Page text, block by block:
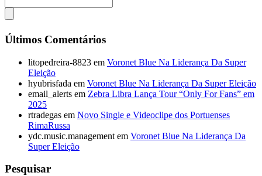
Últimos Comentários
litopedreira-8823 em Voronet Blue Na Liderança Da Super
Eleição
hyubrisfada em Voronet Blue Na Liderança Da Super Eleição
email_alerts em Zebra Libra Lança Tour “Only For Fans” em
2025
rtradegas em Novo Single e Videoclipe dos Portuenses
RimaRussa
ydc.music.management em Voronet Blue Na Liderança Da
Super Eleição
Pesquisar